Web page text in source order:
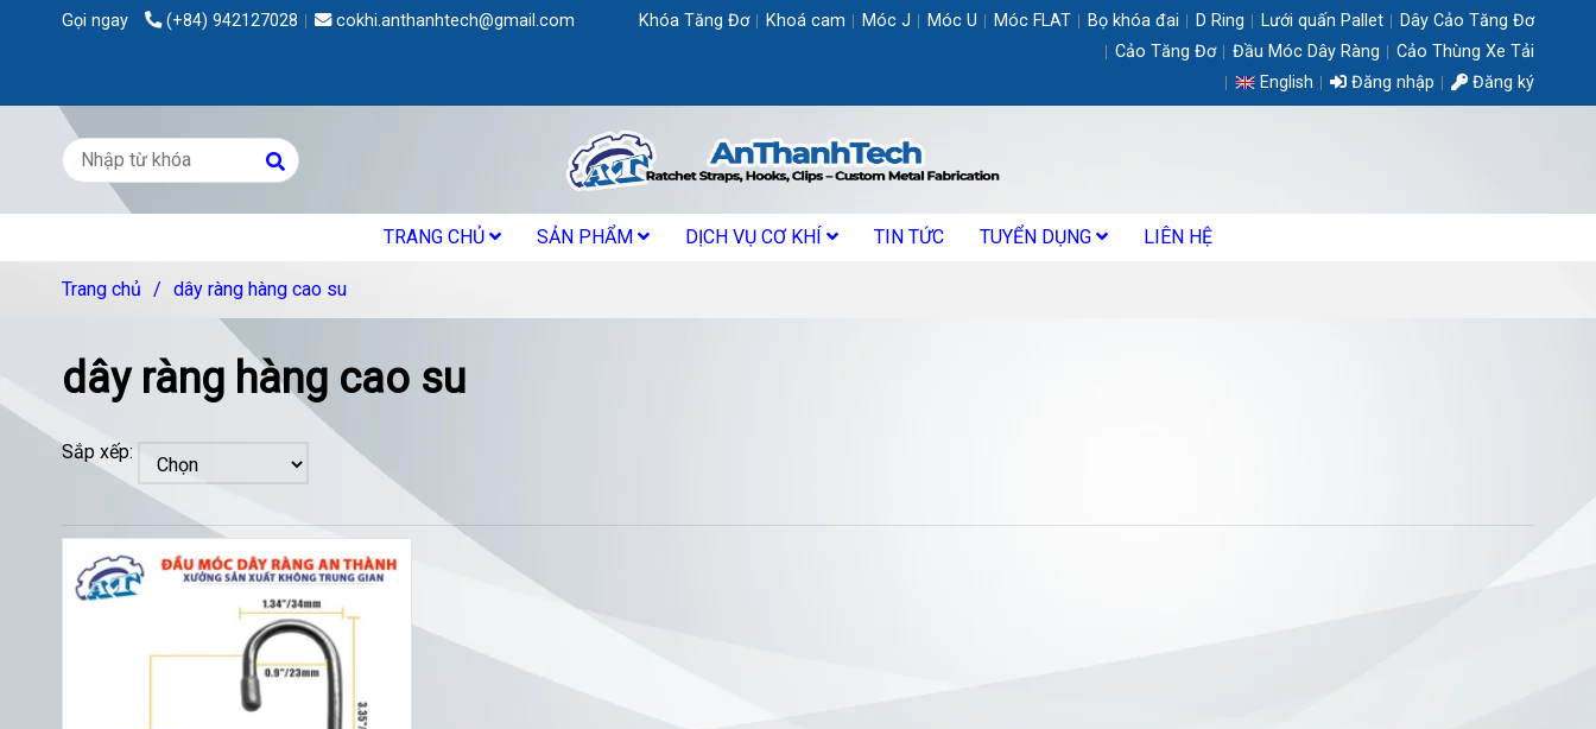
Gọi ngay (+84) 942127028 cokhi.anthanhtech@gmail.com Khóa Tăng Đơ Khoá cam Móc J Móc U Móc FLAT Bọ khóa đai D Ring Lưới quấn Pallet
Dây Cảo Tăng Đơ
Cảo Tăng Đơ
Đầu Móc Dây Ràng
Cảo Thùng Xe Tải
English
Đăng nhập Đăng ký
TRANG CHỦ SẢN PHẨM DỊCH VỤ CƠ KHÍ TIN TỨC TUYỂN DỤNG LIÊN HỆ
Trang chủ / dây ràng hàng cao su
dây ràng hàng cao su
Sắp xếp: